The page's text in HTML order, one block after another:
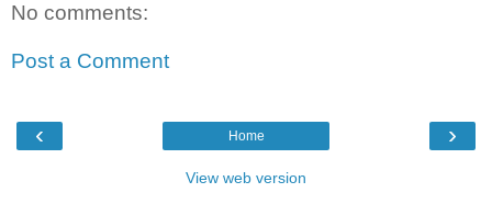
No comments:
Post a Comment
‹ ›
Home
View web version